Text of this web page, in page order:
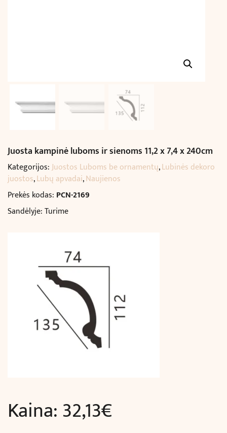
Juosta kampinė luboms ir sienoms 11,2 x 7,4 x 240cm
Kategorijos:Juostos Luboms be ornamentų,Lubinės dekoro
juostos,Lubų apvadai,Naujienos
Prekės kodas: PCN-2169
Sandėlyje: Turime
Kaina:32,13€